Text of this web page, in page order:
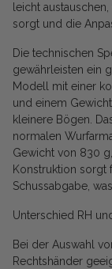
leicht
sorgt und die
Die technischen
gewährleisten ein
Modell mit einer
und einem
kleinere Bögen.
normalen
Gewicht von 830
Konstruktion sorgt
Schussabgabe,
Unterschied RH
Bei der Auswahl
Rechtshänder